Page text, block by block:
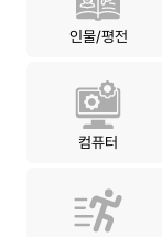
인물/평전
컴퓨터